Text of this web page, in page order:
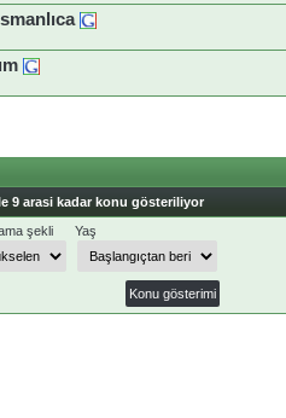
9 arasi kadar konu gösteriliyor
şekli Yaş